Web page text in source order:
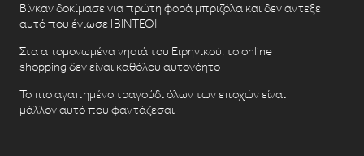
Βίγκαν δοκίμασε για πρώτη φορά μπριζόλα και δεν άντεξε
αυτό που ένιωσε [ΒΙΝΤΕΟ]
Στα απομονωμένα νησιά του Ειρηνικού, το online
shopping δεν είναι καθόλου αυτονόητο
Το πιο αγαπημένο τραγούδι όλων των εποχών είναι
μάλλον αυτό που φαντάζεσαι